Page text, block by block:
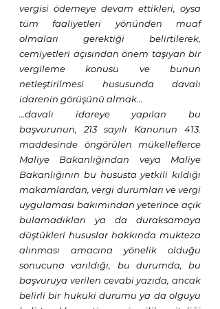
vergisi ödemeye devam ettikleri, oysa
tüm faaliyetleri yönünden muaf
olmaları gerektiği belirtilerek,
cemiyetleri açısından önem taşıyan bir
vergileme konusu ve bunun
netleştirilmesi hususunda davalı
idarenin görüşünü almak…
…davalı idareye yapılan bu
başvurunun, 213 sayılı Kanunun 413.
maddesinde öngörülen mükelleflerce
Maliye Bakanlığından veya Maliye
Bakanlığının bu hususta yetkili kıldığı
makamlardan, vergi durumları ve vergi
uygulaması bakımından yeterince açık
bulamadıkları ya da duraksamaya
düştükleri hususlar hakkında mukteza
alınması amacına yönelik olduğu
sonucuna varıldığı, bu durumda, bu
başvuruya verilen cevabi yazıda, ancak
belirli bir hukuki durumu ya da olguyu